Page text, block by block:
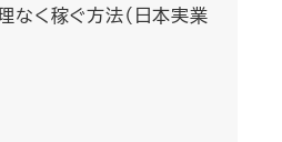
なく稼ぐ方法（日本実業